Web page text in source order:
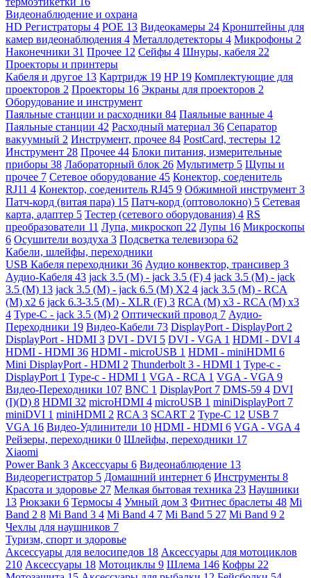
Видеонаблюдение и охрана
HD Регистраторы 4 POE 13 Видеокамеры 24 Кронштейны для
камер видеонаблюдения 4 Металлодетекторы 4 Микрофоны 2
Наконечники 31 Прочее 12 Сейфы 4 Шнуры, кабеля 22
Проекторы и принтеры
Кабеля и другое 13 Картридж 19 HP 19 Комплектующие для
проекторов 2 Проекторы 16 Экраны для проекторов 2
Оборудование и инструмент
Паяльные станции и расходники 84 Паяльные ванные 4
Паяльные станции 42 Расходный материал 36 Сепаратор
вакуумный 2 Инструмент, прочее 84 PostCard, тестеры 12
Инструмент 28 Прочее 44 Блоки питания, измерительные
приборы 38 Лабораторный блок 26 Мультиметр 5 Щупы и
прочее 7 Сетевое оборудование 45 Конектор, соеденитель
RJ11 4 Конектор, соеденитель RJ45 9 Обжимной инструмент 3
Патч-корд (витая пара) 15 Патч-корд (оптоволокно) 5 Сетевая
карта, адаптер 5 Тестер (сетевого оборудования) 4 RS
преобразователи 11 Лупа, микроскоп 22 Лупы 16 Микроскопы
6 Осушители воздуха 3 Подсветка телевизора 62
Кабели, шлейфы, переходники
USB Кабеля переходники 36 Аудио конвектор, трансивер 3
Аудио-Кабеля 43 jack 3.5 (M) - jack 3.5 (F) 4 jack 3.5 (M) - jack
3.5 (M) 13 jack 3.5 (M) - jack 6.5 (M) X2 4 jack 3.5 (M) - RCA
(M) x2 6 jack 6.3-3.5 (M) - XLR (F) 3 RCA (M) x3 - RCA (M) x3
4 Type-C - jack 3.5 (M) 2 Оптический провод 7 Аудио-
Переходники 19 Видео-Кабели 73 DisplayPort - DisplayPort 2
DisplayPort - HDMI 3 DVI - DVI 5 DVI - VGA 1 HDMI - DVI 4
HDMI - HDMI 36 HDMI - microUSB 1 HDMI - miniHDMI 6
Mini DisplayPort - HDMI 2 Thunderbolt 3 - HDMI 1 Type-c -
DisplayPort 1 Type-c - HDMI 1 VGA - RCA 1 VGA - VGA 9
Видео-Переходники 107 BNC 1 DisplayPort 7 DMS-59 4 DVI
(I)(D) 8 HDMI 32 microHDMI 4 microUSB 1 miniDisplayPort 7
miniDVI 1 miniHDMI 2 RCA 3 SCART 2 Type-C 12 USB 7
VGA 16 Видео-Удлинители 10 HDMI - HDMI 6 VGA - VGA 4
Рейзеры, переходники 0 Шлейфы, переходники 17
Xiaomi
Power Bank 3 Аксессуары 6 Видеонаблюдение 13
Видеорегистратор 5 Домашний интернет 6 Инструменты 8
Красота и здоровье 27 Мелкая бытовая техника 23 Наушники
13 Рюкзаки 6 Термосы 4 Умный дом 3 Фитнес браслеты 48 Mi
Band 2 8 Mi Band 3 4 Mi Band 4 7 Mi Band 5 27 Mi Band 9 2
Чехлы для наушников 7
Туризм, спорт и здоровье
Аксессуары для велосипедов 18 Аксессуары для мотоциклов
210 Аксессуары 18 Мотоциклы 9 Шлема 146 Кофры 22